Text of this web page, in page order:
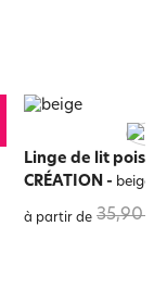
Linge de lit pois
CRÉATION - beige
à partir de 35,90